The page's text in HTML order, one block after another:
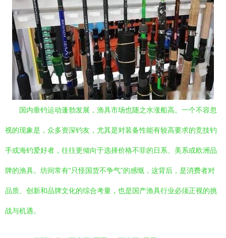
国内垂钓运动蓬勃发展，渔具市场也随之水涨船高。一个不容忽
视的现象是，众多资深钓友，尤其是对装备性能有较高要求的竞技钓
手或海钓爱好者，往往更倾向于选择价格不菲的日系、美系或欧洲品
牌的渔具。坊间常有“只怪国货不争气”的感慨，这背后，是消费者对
品质、创新和品牌文化的综合考量，也是国产渔具行业必须正视的挑
战与机遇。